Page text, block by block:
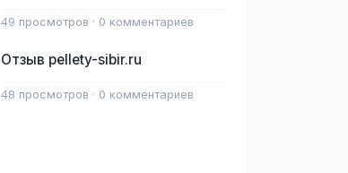
49 просмотров · 0 комментариев
Отзыв pellety-sibir.ru
48 просмотров · 0 комментариев